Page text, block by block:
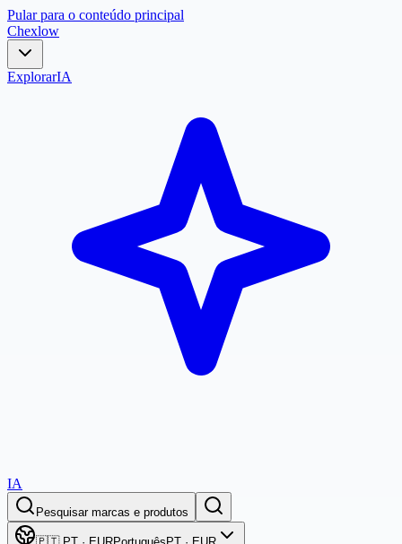
Pular para o conteúdo principal
Chexlow
ExplorarIA
IA
Pesquisar marcas e produtos